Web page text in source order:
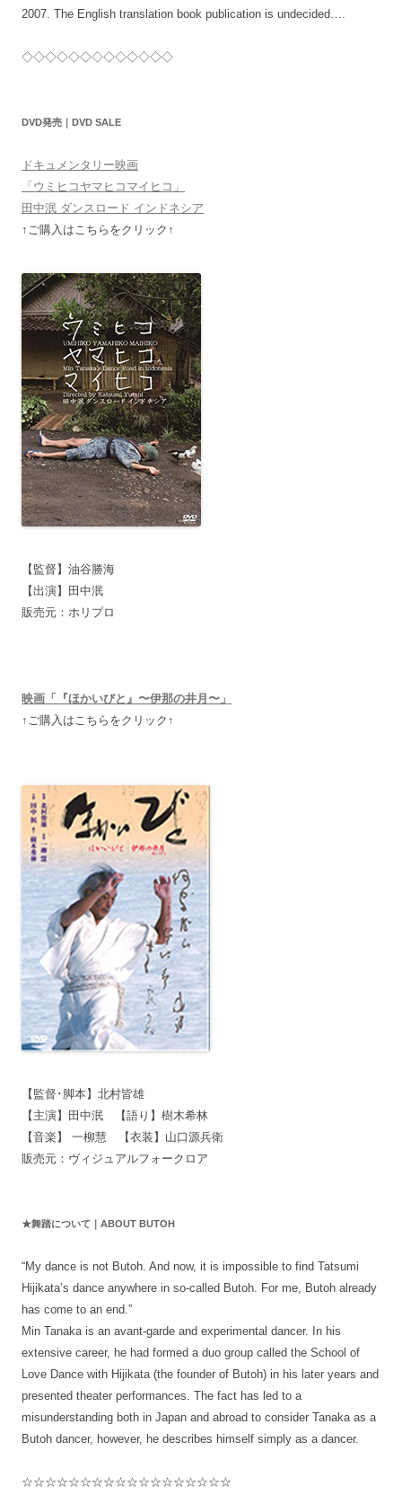
2007. The English translation book publication is undecided….
◇◇◇◇◇◇◇◇◇◇◇◇◇
DVD発売｜DVD SALE
ドキュメンタリー映画
「ウミヒコヤマヒコマイヒコ」
田中泯 ダンスロード インドネシア
↑ご購入はこちらをクリック↑
【監督】油谷勝海
【出演】田中泯
販売元：ホリプロ
映画「『ほかいびと』〜伊那の井月〜」
↑ご購入はこちらをクリック↑
【監督･脚本】北村皆雄
【主演】田中泯 【語り】樹木希林
【音楽】 一柳慧 【衣装】山口源兵衛
販売元：ヴィジュアルフォークロア
★舞踏について｜ABOUT BUTOH
“My dance is not Butoh. And now, it is impossible to find Tatsumi
Hijikata’s dance anywhere in so-called Butoh. For me, Butoh already
has come to an end.”
Min Tanaka is an avant-garde and experimental dancer. In his
extensive career, he had formed a duo group called the School of
Love Dance with Hijikata (the founder of Butoh) in his later years and
presented theater performances. The fact has led to a
misunderstanding both in Japan and abroad to consider Tanaka as a
Butoh dancer, however, he describes himself simply as a dancer.
☆☆☆☆☆☆☆☆☆☆☆☆☆☆☆☆☆☆